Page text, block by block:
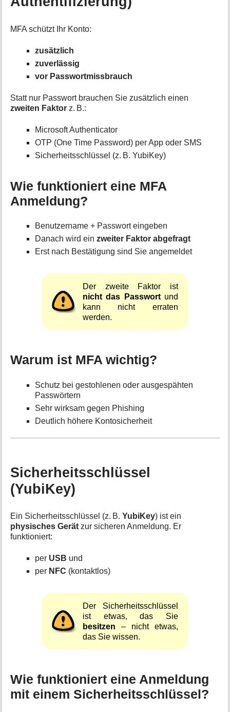
MFA schützt Ihr Konto:
zusätzlich
zuverlässig
vor Passwortmissbrauch
Statt nur Passwort brauchen Sie zusätzlich einen
zweiten Faktor z. B.:
Microsoft Authenticator
OTP (One Time Password) per App oder SMS
Sicherheitsschlüssel (z. B. YubiKey)
Wie funktioniert eine MFA
Anmeldung?
Benutzername + Passwort eingeben
Danach wird einzweiter Faktor abgefragt
Erst nach Bestätigung sind Sie angemeldet
Der zweite Faktor ist
nicht das Passwortund
kann nicht erraten
werden.
Warum ist MFA wichtig?
Schutz bei gestohlenen oder ausgespähten
Passwörtern
Sehr wirksam gegen Phishing
Deutlich höhere Kontosicherheit
Sicherheitsschlüssel
(YubiKey)
Ein Sicherheitsschlüssel (z. B.YubiKey) ist ein
physisches Gerät zur sicheren Anmeldung. Er
funktioniert:
per USB und
per NFC (kontaktlos)
Der Sicherheitsschlüssel
ist etwas, das Sie
besitzen – nicht etwas,
das Sie wissen.
Wie funktioniert eine Anmeldung
mit einem Sicherheitsschlüssel?